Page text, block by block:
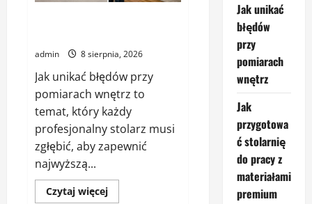
admin 8 sierpnia, 2026
Jak unikać błędów przy
pomiarach wnętrz to
temat, który każdy
profesjonalny stolarz musi
zgłębić, aby zapewnić
najwyższą...
Czytaj więcejDowiedz
się
Jak unikać
błędów
przy
pomiarach
wnętrz
Jak
przygotowa
ć stolarnię
do pracy z
materiałami
premium